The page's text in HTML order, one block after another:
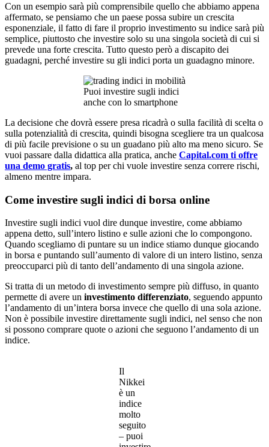
Con un esempio sarà più comprensibile quello che abbiamo appena
affermato, se pensiamo che un paese possa subire un crescita
esponenziale, il fatto di fare il proprio investimento su indice sarà più
semplice, piuttosto che investire solo su una singola società di cui si
prevede una forte crescita. Tutto questo però a discapito dei
guadagni, perché investire su gli indici porta un guadagno minore.
Puoi investire sugli indici
anche con lo smartphone
La decisione che dovrà essere presa ricadrà o sulla facilità di scelta o
sulla potenzialità di crescita, quindi bisogna scegliere tra un qualcosa
di più facile previsione o su un guadano più alto ma meno sicuro. Se
vuoi passare dalla didattica alla pratica, anche Capital.com ti offre
una demo gratis, al top per chi vuole investire senza correre rischi,
almeno mentre impara.
Come investire sugli indici di borsa online
Investire sugli indici vuol dire dunque investire, come abbiamo
appena detto, sull’intero listino e sulle azioni che lo compongono.
Quando scegliamo di puntare su un indice stiamo dunque giocando
in borsa e puntando sull’aumento di valore di un intero listino, senza
preoccuparci più di tanto dell’andamento di una singola azione.
Si tratta di un metodo di investimento sempre più diffuso, in quanto
permette di avere un investimento differenziato, seguendo appunto
l’andamento di un’intera borsa invece che quello di una sola azione.
Non è possibile investire direttamente sugli indici, nel senso che non
si possono comprare quote o azioni che seguono l’andamento di un
indice.
Il
Nikkei
è un
indice
molto
seguito
– puoi